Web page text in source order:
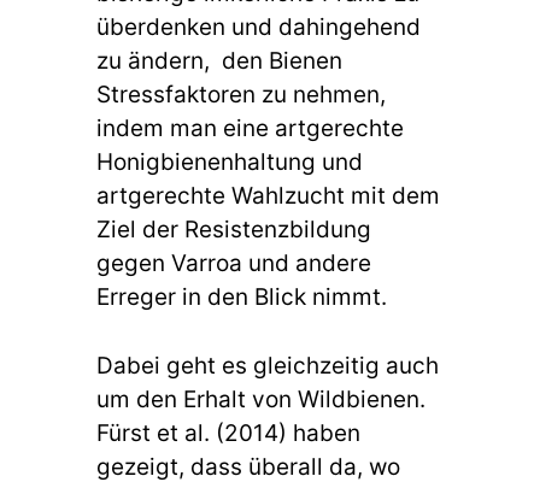
überdenken und dahingehend
zu ändern, den Bienen
Stressfaktoren zu nehmen,
indem man eine artgerechte
Honigbienenhaltung und
artgerechte Wahlzucht mit dem
Ziel der Resistenzbildung
gegen Varroa und andere
Erreger in den Blick nimmt.
Dabei geht es gleichzeitig auch
um den Erhalt von Wildbienen.
Fürst et al. (2014) haben
gezeigt, dass überall da, wo